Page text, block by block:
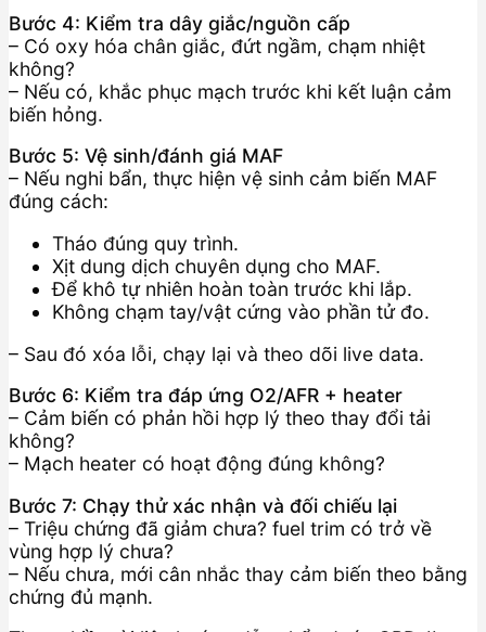
Bước 4: Kiểm tra dây giắc/nguồn cấp
– Có oxy hóa chân giắc, đứt ngầm, chạm nhiệt
không?
– Nếu có, khắc phục mạch trước khi kết luận cảm
biến hỏng.
Bước 5: Vệ sinh/đánh giá MAF
– Nếu nghi bẩn, thực hiện vệ sinh cảm biến MAF
đúng cách:
Tháo đúng quy trình.
Xịt dung dịch chuyên dụng cho MAF.
Để khô tự nhiên hoàn toàn trước khi lắp.
Không chạm tay/vật cứng vào phần tử đo.
– Sau đó xóa lỗi, chạy lại và theo dõi live data.
Bước 6: Kiểm tra đáp ứng O2/AFR + heater
– Cảm biến có phản hồi hợp lý theo thay đổi tải
không?
– Mạch heater có hoạt động đúng không?
Bước 7: Chạy thử xác nhận và đối chiếu lại
– Triệu chứng đã giảm chưa? fuel trim có trở về
vùng hợp lý chưa?
– Nếu chưa, mới cân nhắc thay cảm biến theo bằng
chứng đủ mạnh.